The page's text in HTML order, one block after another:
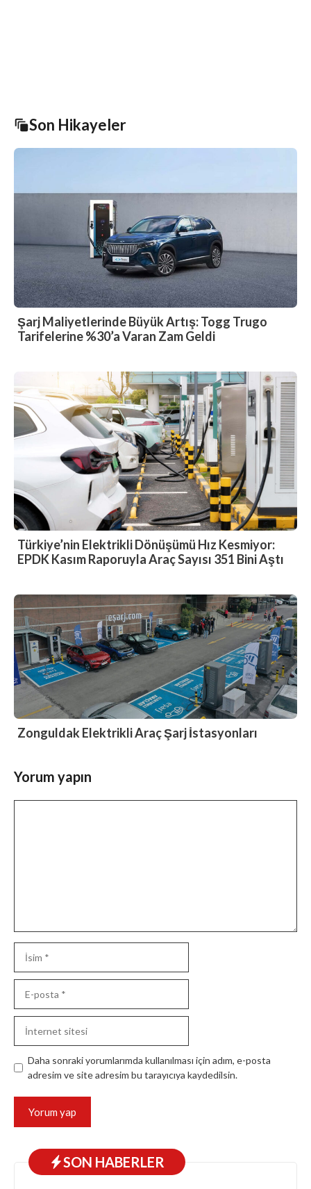
Son Hikayeler
Şarj Maliyetlerinde Büyük Artış: Togg Trugo
Tarifelerine %30’a Varan Zam Geldi
Türkiye’nin Elektrikli Dönüşümü Hız Kesmiyor:
EPDK Kasım Raporuyla Araç Sayısı 351 Bini Aştı
Zonguldak Elektrikli Araç Şarj İstasyonları
Yorum yapın
posta
sitesi
Daha sonraki yorumlarımda kullanılması için adım, e-posta
adresim ve site adresim bu tarayıcıya kaydedilsin.
SON HABERLER